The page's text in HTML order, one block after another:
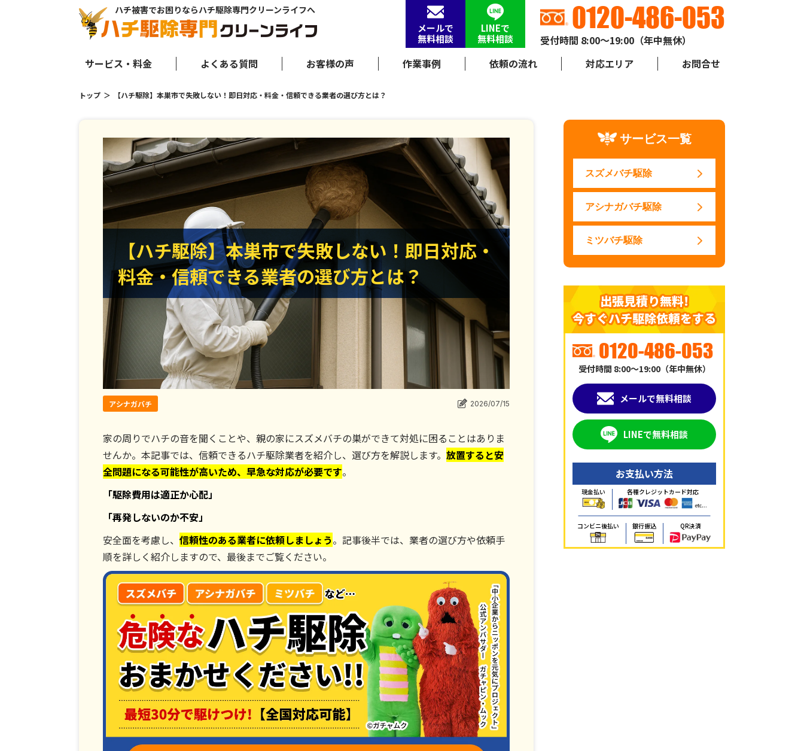
ハチ被害でお困りならハチ駆除専門クリーンライフへ
メールで
無料相談
LINEで
無料相談
0120-486-053
受付時間 8:00～19:00（年中無休）
サービス・料金
よくある質問 お客様の声 作業事例 依頼の流れ 対応エリア お問合せ
トップ 【ハチ駆除】本巣市で失敗しない！即日対応・料金・信頼できる業者の選び方とは？
【ハチ駆除】本巣市で失敗しない！即日対応・
料金・信頼できる業者の選び方とは？
【ハチ駆除】本巣市で失敗しない！即日対応・
料金・信頼できる業者の選び方とは？
アシナガバチ 2026/07/15
家の周りでハチの音を聞くことや、親の家にスズメバチの巣ができて対処に困ることはありま
せんか。本記事では、信頼できるハチ駆除業者を紹介し、選び方を解説します。 放置すると安
全問題になる可能性が高いため、早急な対応が必要です。
「駆除費用は適正か心配」
「再発しないのか不安」
安全面を考慮し、 信頼性のある業者に依頼しましょう。記事後半では、業者の選び方や依頼手
順を詳しく紹介しますので、最後までご覧ください。
サービス一覧
スズメバチ駆除
アシナガバチ駆除
ミツバチ駆除
出張見積り無料!
今すぐハチ駆除依頼をする
0120-486-053
受付時間 8:00～19:00（年中無休）
メールで無料相談
LINEで無料相談
お支払い方法
現金払い 各種クレジットカード対応
コンビニ後払い 銀行振込 QR決済